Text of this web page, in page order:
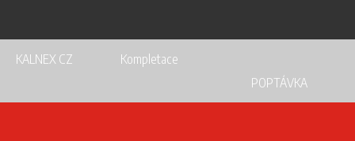
KALNEX CZ
Kompletace
POPTÁVKA